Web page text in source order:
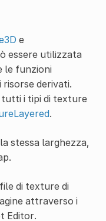
e
essere utilizzata
le funzioni
risorse derivati.
tutti i tipi di texture
.
stessa larghezza,
di texture di
attraverso i
Editor.